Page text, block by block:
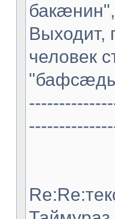
бакæнин",
Выходит,
человек